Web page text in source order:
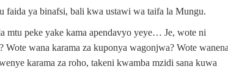
faida ya binafsi, bali kwa ustawi wa taifa la Mungu.
mtu peke yake kama apendavyo yeye… Je, wote ni
wana karama za kuponya wagonjwa? Wote wanena
karama za roho, takeni kwamba mzidi sana kuwa